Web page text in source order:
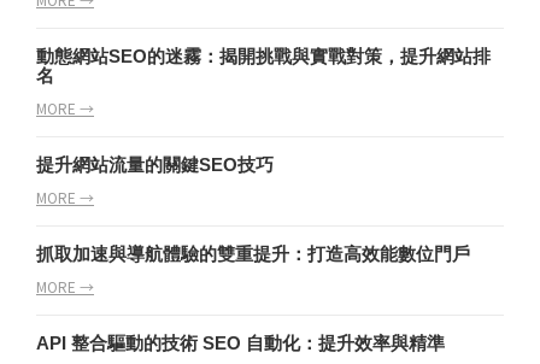
動態網站SEO的迷霧：揭開挑戰與實戰對策，提升網站排
名
MORE →
提升網站流量的關鍵SEO技巧
MORE →
抓取加速與導航體驗的雙重提升：打造高效能數位門戶
MORE →
API 整合驅動的技術 SEO 自動化：提升效率與精準